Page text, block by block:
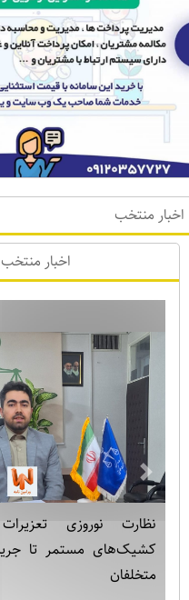
اخبار منتخب
اخبار منتخب
Next